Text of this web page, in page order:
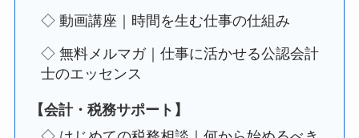
◇ 動画講座｜時間を生む仕事の仕組み
◇ 無料メルマガ｜仕事に活かせる公認会計
士のエッセンス
【会計・税務サポート】